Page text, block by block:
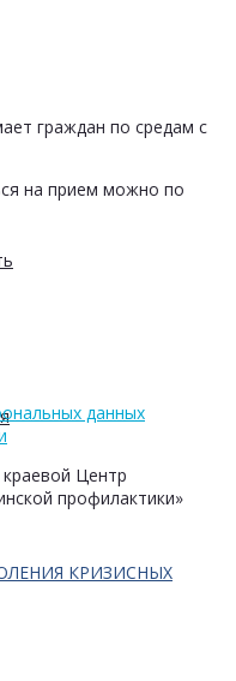
КРИЗИСНЫХ
граждан по средам с
на прием можно по
данных
Центр
профилактики»